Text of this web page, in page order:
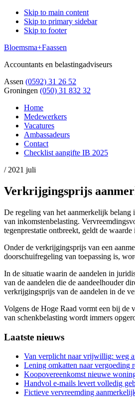
Skip to main content
Skip to primary sidebar
Skip to footer
Bloemsma+Faassen
Accountants en belastingadviseurs
Assen (0592) 31 26 52
Groningen (050) 31 832 32
Home
Medewerkers
Vacatures
Ambassadeurs
Contact
Checklist aangifte IB 2025
/ 2021 juli
Verkrijgingsprijs
De regeling van het aanmerkelijk
van inkomstenbelasting.
tegenprestatie ontbreekt, geldt de
Onder de verkrijgingsprijs van een
doorschuifregeling van toepassing is,
In de situatie waarin de aandelen in
van de aandelen die de aandeelhouder
verkrijgingsprijs van de aandelen in de
Volgens de Hoge Raad vormt een bij de
van schenkbelasting wordt immers
Primary
Sidebar
Laatste nieuws
Van verplicht naar vrijwillig: weg
Lening omkatten naar vergoeding
Koopovereenkomst nieuwe
Handvol e-mails levert volledig
Fictieve vervreemding